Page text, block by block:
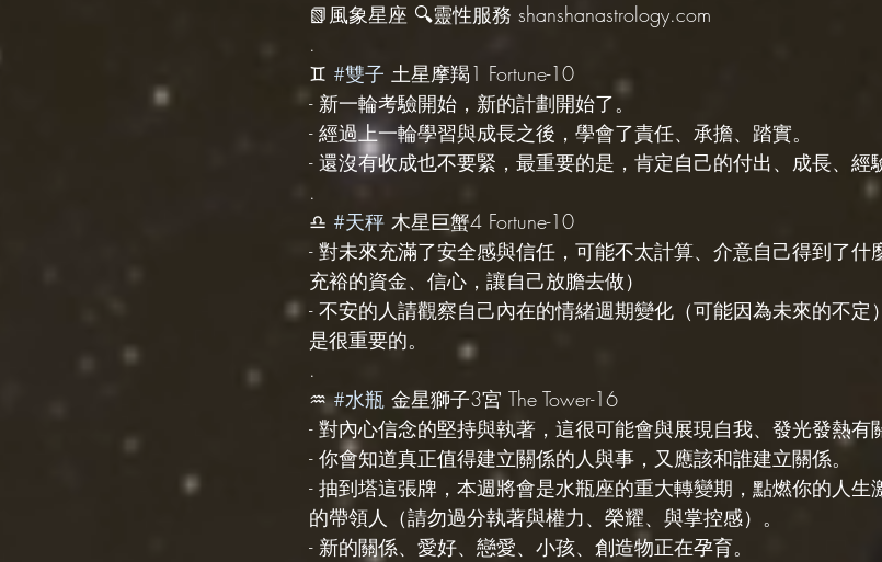
📗風象星座 🔍靈性服務 shanshanastrology.com
.
♊️ #雙子 土星摩羯1 Fortune-10
- 新一輪考驗開始，新的計劃開始了。
- 經過上一輪學習與成長之後，學會了責任、承擔、踏實。
- 還沒有收成也不要緊，最重要的是，肯定自己的付出、成長、經
.
♎️ #天秤 木星巨蟹4 Fortune-10
- 對未來充滿了安全感與信任，可能不太計算、介意自己得到了什
充裕的資金、信心，讓自己放膽去做）
- 不安的人請觀察自己內在的情緒週期變化（可能因為未來的不定
是很重要的。
.
♒️ #水瓶 金星獅子3宮 The Tower-16
- 對內心信念的堅持與執著，這很可能會與展現自我、發光發熱有
- 你會知道真正值得建立關係的人與事，又應該和誰建立關係。
- 抽到塔這張牌，本週將會是水瓶座的重大轉變期，點燃你的人生
的帶領人（請勿過分執著與權力、榮耀、與掌控感）。
- 新的關係、愛好、戀愛、小孩、創造物正在孕育。